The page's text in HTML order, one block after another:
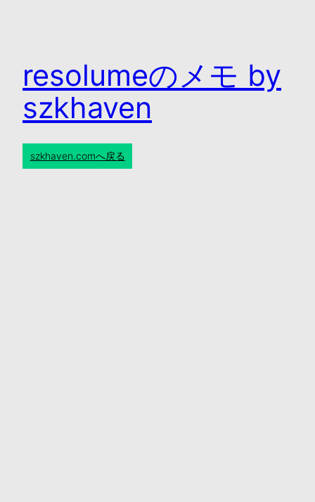
resolumeのメモ by
szkhaven
szkhaven.comへ戻る